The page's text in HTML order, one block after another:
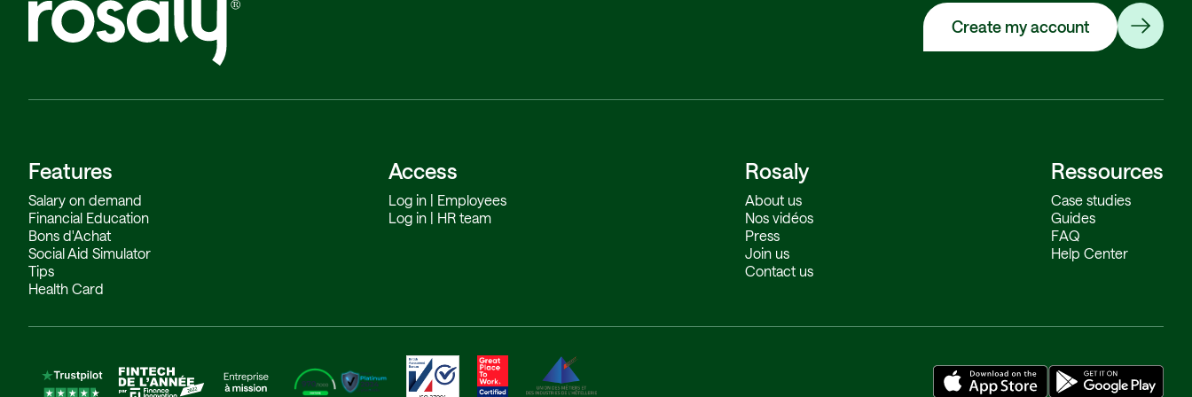
Create my account
Features
Salary on demand
Financial Education
Bons d'Achat
Social Aid Simulator
Tips
Health Card
Access
Log in | Employees
Log in | HR team
Rosaly
About us
Nos vidéos
Press
Join us
Contact us
Ressources
Case studies
Guides
FAQ
Help Center